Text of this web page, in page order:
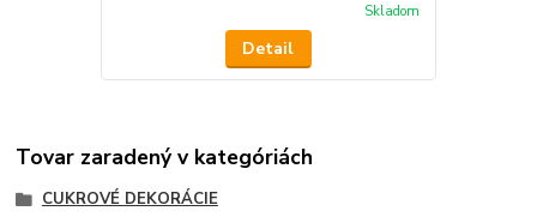
Skladom
Detail
Tovar zaradený v kategóriách
CUKROVÉ DEKORÁCIE